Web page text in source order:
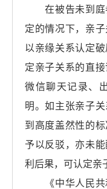
在被告未到庭
定的情况下，亲
以亲缘关系认定
定亲子关系的直
微信聊天记录、
明。如主张亲子
到高度盖然性的
予以反驳，亦未
利后果，可认定亲
《中华人民共